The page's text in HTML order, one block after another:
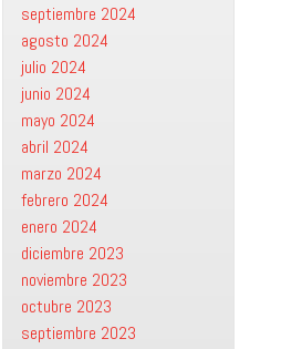
septiembre 2024
agosto 2024
julio 2024
junio 2024
mayo 2024
abril 2024
marzo 2024
febrero 2024
enero 2024
diciembre 2023
noviembre 2023
octubre 2023
septiembre 2023